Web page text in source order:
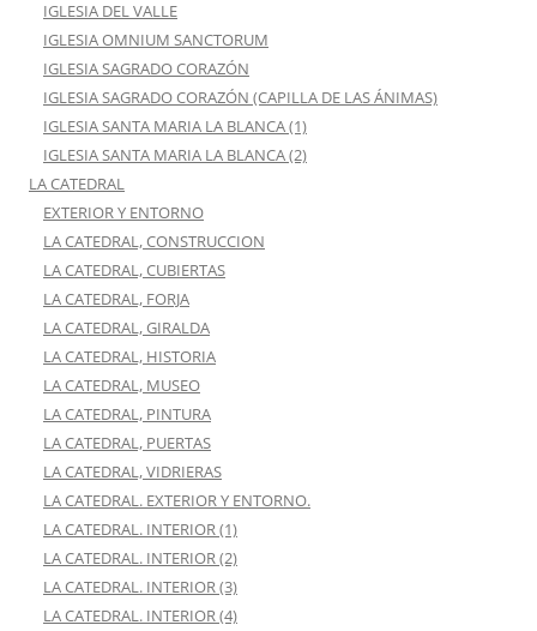
IGLESIA DEL VALLE
IGLESIA OMNIUM SANCTORUM
IGLESIA SAGRADO CORAZÓN
IGLESIA SAGRADO CORAZÓN (CAPILLA DE LAS ÁNIMAS)
IGLESIA SANTA MARIA LA BLANCA (1)
IGLESIA SANTA MARIA LA BLANCA (2)
LA CATEDRAL
EXTERIOR Y ENTORNO
LA CATEDRAL, CONSTRUCCION
LA CATEDRAL, CUBIERTAS
LA CATEDRAL, FORJA
LA CATEDRAL, GIRALDA
LA CATEDRAL, HISTORIA
LA CATEDRAL, MUSEO
LA CATEDRAL, PINTURA
LA CATEDRAL, PUERTAS
LA CATEDRAL, VIDRIERAS
LA CATEDRAL. EXTERIOR Y ENTORNO.
LA CATEDRAL. INTERIOR (1)
LA CATEDRAL. INTERIOR (2)
LA CATEDRAL. INTERIOR (3)
LA CATEDRAL. INTERIOR (4)